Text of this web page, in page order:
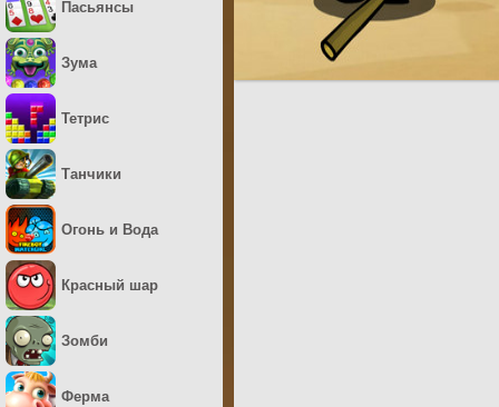
Пасьянсы
Зума
Тетрис
Танчики
Огонь и Вода
Красный шар
Зомби
Ферма